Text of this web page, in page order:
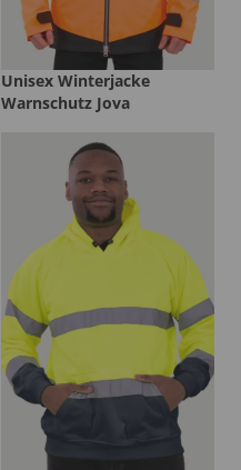
Unisex Winterjacke
Warnschutz Jova